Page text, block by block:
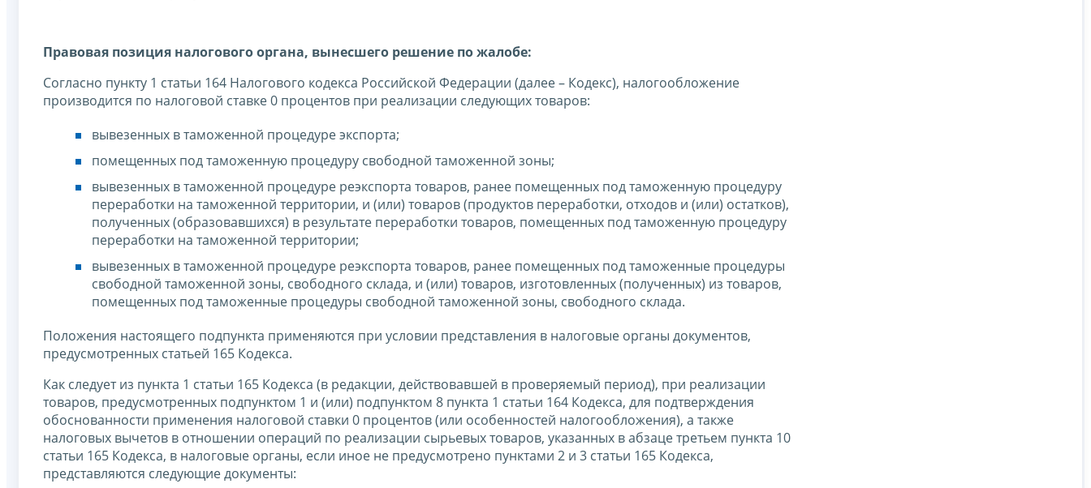
Правовая позиция налогового органа, вынесшего решение по жалобе:
Согласно пункту 1 статьи 164 Налогового кодекса Российской Федерации (далее – Кодекс), налогообложение
производится по налоговой ставке 0 процентов при реализации следующих товаров:
вывезенных в таможенной процедуре экспорта;
помещенных под таможенную процедуру свободной таможенной зоны;
вывезенных в таможенной процедуре реэкспорта товаров, ранее помещенных под таможенную процедуру
переработки на таможенной территории, и (или) товаров (продуктов переработки, отходов и (или) остатков),
полученных (образовавшихся) в результате переработки товаров, помещенных под таможенную процедуру
переработки на таможенной территории;
вывезенных в таможенной процедуре реэкспорта товаров, ранее помещенных под таможенные процедуры
свободной таможенной зоны, свободного склада, и (или) товаров, изготовленных (полученных) из товаров,
помещенных под таможенные процедуры свободной таможенной зоны, свободного склада.
Положения настоящего подпункта применяются при условии представления в налоговые органы документов,
предусмотренных статьей 165 Кодекса.
Как следует из пункта 1 статьи 165 Кодекса (в редакции, действовавшей в проверяемый период), при реализации
товаров, предусмотренных подпунктом 1 и (или) подпунктом 8 пункта 1 статьи 164 Кодекса, для подтверждения
обоснованности применения налоговой ставки 0 процентов (или особенностей налогообложения), а также
налоговых вычетов в отношении операций по реализации сырьевых товаров, указанных в абзаце третьем пункта 10
статьи 165 Кодекса, в налоговые органы, если иное не предусмотрено пунктами 2 и 3 статьи 165 Кодекса,
представляются следующие документы: